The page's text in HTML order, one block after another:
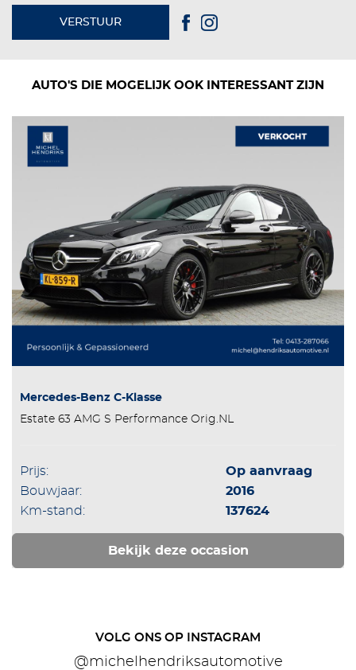
VERSTUUR
AUTO'S DIE MOGELIJK OOK INTERESSANT ZIJN
Mercedes-Benz C-Klasse
Estate 63 AMG S Performance Orig.NL
Prijs:
Op aanvraag
Bouwjaar:
2016
Km-stand:
137624
Bekijk deze occasion
VOLG ONS OP INSTAGRAM
@michelhendriksautomotive